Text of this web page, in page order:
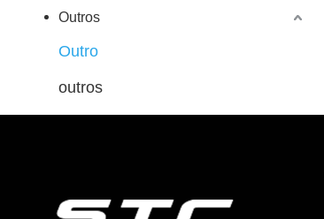
Outros
Outro
outros